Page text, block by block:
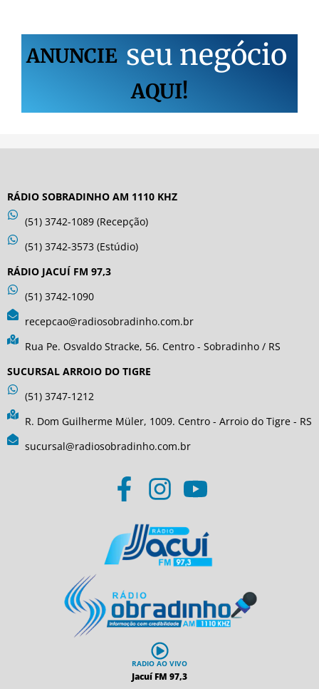
ANUNCIE seu negócio
AQUI!
RÁDIO SOBRADINHO AM 1110 KHZ
(51) 3742-1089 (Recepção)
(51) 3742-3573 (Estúdio)
RÁDIO JACUÍ FM 97,3
(51) 3742-1090
recepcao@radiosobradinho.com.br
Rua Pe. Osvaldo Stracke, 56. Centro - Sobradinho / RS
SUCURSAL ARROIO DO TIGRE
(51) 3747-1212
R. Dom Guilherme Müler, 1009. Centro - Arroio do Tigre - RS
sucursal@radiosobradinho.com.br
RADIO AO VIVO
Jacuí FM 97,3